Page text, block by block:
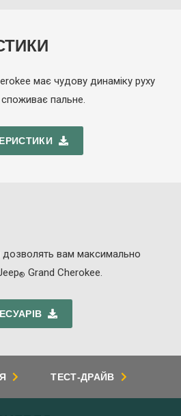
має чудову динаміку руху
пальне.
дозволять вам максимально
® Grand Cherokee.
ТЕСТ-ДРАЙВ